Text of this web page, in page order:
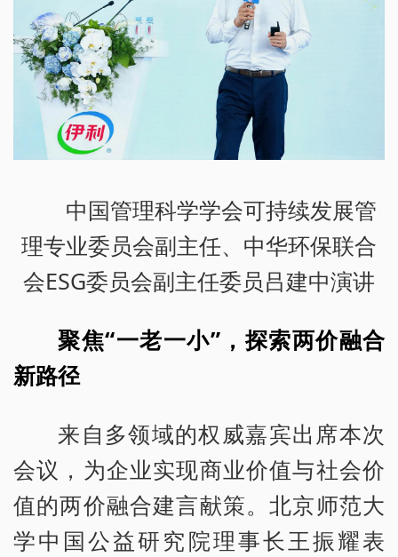
中国管理科学学会可持续发展管
理专业委员会副主任、中华环保联合
会ESG委员会副主任委员吕建中演讲
聚焦“一老一小”，探索两价融合
新路径
来自多领域的权威嘉宾出席本次
会议，为企业实现商业价值与社会价
值的两价融合建言献策。北京师范大
学中国公益研究院理事长王振耀表